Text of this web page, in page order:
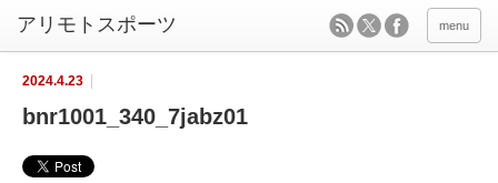
menu
2024.4.23
bnr1001_340_7jabz01